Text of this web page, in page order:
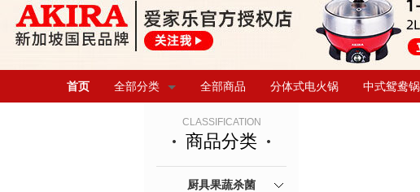
首页 全部分类 全部商品 分体式电火锅 中式鸳鸯锅
CLASSIFICATION
商品分类
厨具果蔬杀菌